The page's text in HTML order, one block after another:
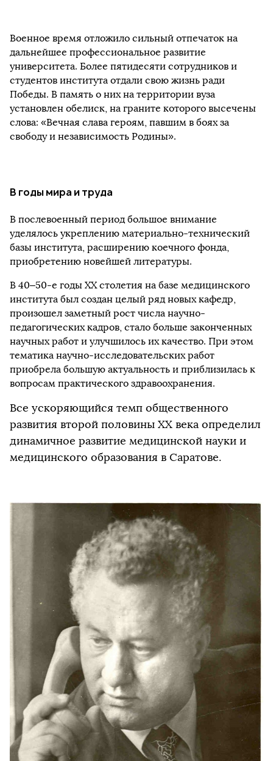
Военное время отложило сильный отпечаток на
дальнейшее профессиональное развитие
университета. Более пятидесяти сотрудников и
студентов института отдали свою жизнь ради
Победы. В память о них на территории вуза
установлен обелиск, на граните которого высечены
слова: «Вечная слава героям, павшим в боях за
свободу и независимость Родины».
В годы мира и труда
В послевоенный период большое внимание
уделялось укреплению материально-технический
базы института, расширению коечного фонда,
приобретению новейшей литературы.
В 40–50-е годы ХХ столетия на базе медицинского
института был создан целый ряд новых кафедр,
произошел заметный рост числа научно-
педагогических кадров, стало больше законченных
научных работ и улучшилось их качество. При этом
тематика научно-исследовательских работ
приобрела большую актуальность и приблизилась к
вопросам практического здравоохранения.
Все ускоряющийся темп общественного
развития второй половины ХХ века определил
динамичное развитие медицинской науки и
медицинского образования в Саратове.